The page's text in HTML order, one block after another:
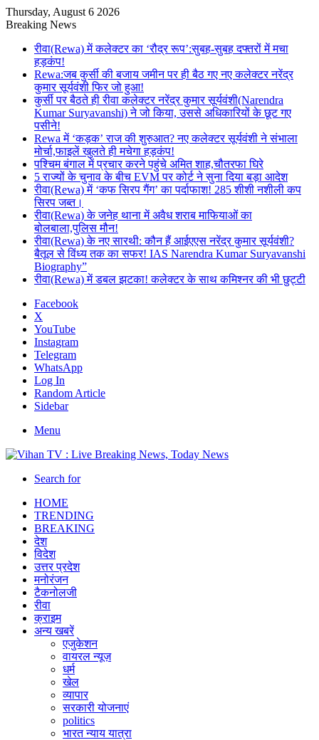
Thursday, August 6 2026
Breaking News
रीवा(Rewa) में कलेक्टर का ‘रौद्र रूप’:सुबह-सुबह दफ्तरों में मचा
हड़कंप!
Rewa:जब कुर्सी की बजाय जमीन पर ही बैठ गए नए कलेक्टर नरेंद्र
कुमार सूर्यवंशी फिर जो हुआ!
कुर्सी पर बैठते ही रीवा कलेक्टर नरेंद्र कुमार सूर्यवंशी(Narendra
Kumar Suryavanshi) ने जो किया, उससे अधिकारियों के छूट गए
पसीने!
Rewa में ‘कड़क’ राज की शुरुआत? नए कलेक्टर सूर्यवंशी ने संभाला
मोर्चा,फाइलें खुलते ही मचेगा हड़कंप!
पश्चिम बंगाल में प्रचार करने पहुंचे अमित शाह,चौतरफा घिरे
5 राज्यों के चुनाव के बीच EVM पर कोर्ट ने सुना दिया बड़ा आदेश
रीवा(Rewa) में ‘कफ सिरप गैंग’ का पर्दाफाश! 285 शीशी नशीली कप
सिरप जब्त।
रीवा(Rewa) के जनेह थाना में अवैध शराब माफियाओं का
बोलबाला,पुलिस मौन!
रीवा(Rewa) के नए सारथी: कौन हैं आईएएस नरेंद्र कुमार सूर्यवंशी?
बैतूल से विंध्य तक का सफर! IAS Narendra Kumar Suryavanshi
Biography”
रीवा(Rewa) में डबल झटका! कलेक्टर के साथ कमिश्नर की भी छुट्टी
Facebook
X
YouTube
Instagram
Telegram
WhatsApp
Log In
Random Article
Sidebar
Menu
Search for
HOME
TRENDING
BREAKING
देश
विदेश
उत्तर प्रदेश
मनोरंजन
टैकनोलजी
रीवा
क्राइम
अन्य खबरें
एजुकेशन
वायरल न्यूज़
धर्म
खेल
व्यापार
सरकारी योजनाएं
politics
भारत न्याय यात्रा